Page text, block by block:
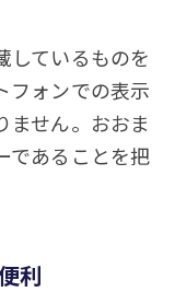
しているものを
フォンでの表示
ません。おおま
であることを把
利